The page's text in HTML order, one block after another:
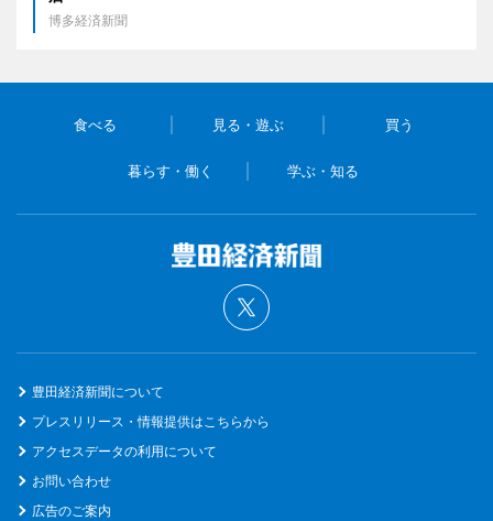
博多経済新聞
食べる 見る・遊ぶ 買う
暮らす・働く 学ぶ・知る
豊田経済新聞について
プレスリリース・情報提供はこちらから
アクセスデータの利用について
お問い合わせ
広告のご案内